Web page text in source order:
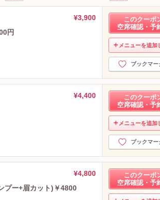
¥3,900
円
このクーポ
空席確認・予
メニューを追加
ブックマー
¥4,400
このクーポ
空席確認・予
メニューを追加
ブックマー
¥4,800
プー+眉カット)￥4800
このクーポ
空席確認・予